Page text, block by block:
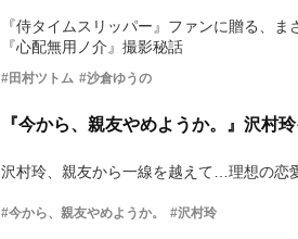
『侍タイムスリッパー』ファンに贈る、
『心配無用ノ介』撮影秘話
#田村ツトム #沙倉ゆうの
『今から、親友やめようか。』沢村
沢村玲、親友から一線を越えて…理想の恋
#今から、親友やめようか。 #沢村玲